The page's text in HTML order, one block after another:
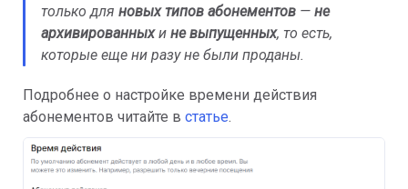
только для новых типов абонементов — не
архивированныхи не выпущенных, то есть,
которые еще ни разу не были проданы.
Подробнее о настройке времени действия
абонементов читайте в статье.